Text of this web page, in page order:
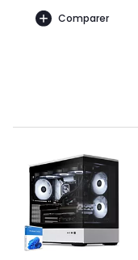
Comparer